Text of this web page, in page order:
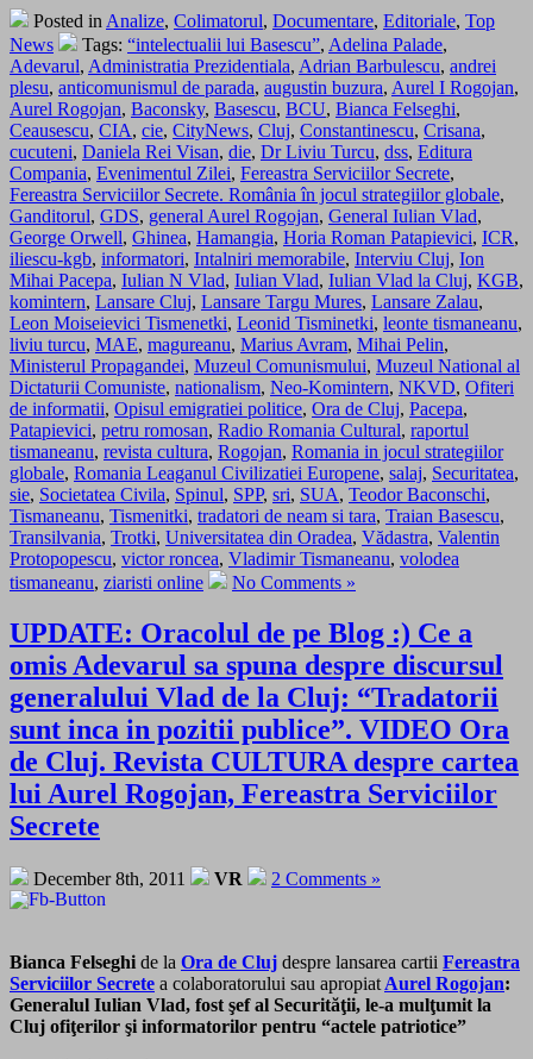
Posted in Analize, Colimatorul, Documentare, Editoriale, Top
News
Tags: “intelectualii lui Basescu”, Adelina Palade,
Adevarul, Administratia Prezidentiala, Adrian Barbulescu, andrei
plesu, anticomunismul de parada, augustin buzura, Aurel I Rogojan,
Aurel Rogojan, Baconsky, Basescu, BCU, Bianca Felseghi,
Ceausescu, CIA, cie, CityNews, Cluj, Constantinescu, Crisana,
cucuteni, Daniela Rei Visan, die, Dr Liviu Turcu, dss, Editura
Compania, Evenimentul Zilei, Fereastra Serviciilor Secrete,
Fereastra Serviciilor Secrete. România în jocul strategiilor globale,
Ganditorul, GDS, general Aurel Rogojan, General Iulian Vlad,
George Orwell, Ghinea, Hamangia, Horia Roman Patapievici, ICR,
iliescu-kgb, informatori, Intalniri memorabile, Interviu Cluj, Ion
Mihai Pacepa, Iulian N Vlad, Iulian Vlad, Iulian Vlad la Cluj, KGB,
komintern, Lansare Cluj, Lansare Targu Mures, Lansare Zalau,
Leon Moiseievici Tismenetki, Leonid Tisminetki, leonte tismaneanu,
liviu turcu, MAE, magureanu, Marius Avram, Mihai Pelin,
Ministerul Propagandei, Muzeul Comunismului, Muzeul National al
Dictaturii Comuniste, nationalism, Neo-Komintern, NKVD, Ofiteri
de informatii, Opisul emigratiei politice, Ora de Cluj, Pacepa,
Patapievici, petru romosan, Radio Romania Cultural, raportul
tismaneanu, revista cultura, Rogojan, Romania in jocul strategiilor
globale, Romania Leaganul Civilizatiei Europene, salaj, Securitatea,
sie, Societatea Civila, Spinul, SPP, sri, SUA, Teodor Baconschi,
Tismaneanu, Tismenitki, tradatori de neam si tara, Traian Basescu,
Transilvania, Trotki, Universitatea din Oradea, Vădastra, Valentin
Protopopescu, victor roncea, Vladimir Tismaneanu, volodea
tismaneanu, ziaristi online No Comments »
UPDATE: Oracolul de pe Blog :) Ce a
omis Adevarul sa spuna despre discursul
generalului Vlad de la Cluj: “Tradatorii
sunt inca in pozitii publice”. VIDEO Ora
de Cluj. Revista CULTURA despre cartea
lui Aurel Rogojan, Fereastra Serviciilor
Secrete
December 8th, 2011 VR 2 Comments »
Bianca Felseghi de la Ora de Cluj despre lansarea cartii Fereastra
Serviciilor Secrete a colaboratorului sau apropiat Aurel Rogojan:
Generalul Iulian Vlad, fost şef al Securităţii, le-a mulţumit la
Cluj ofiţerilor şi informatorilor pentru “actele patriotice”